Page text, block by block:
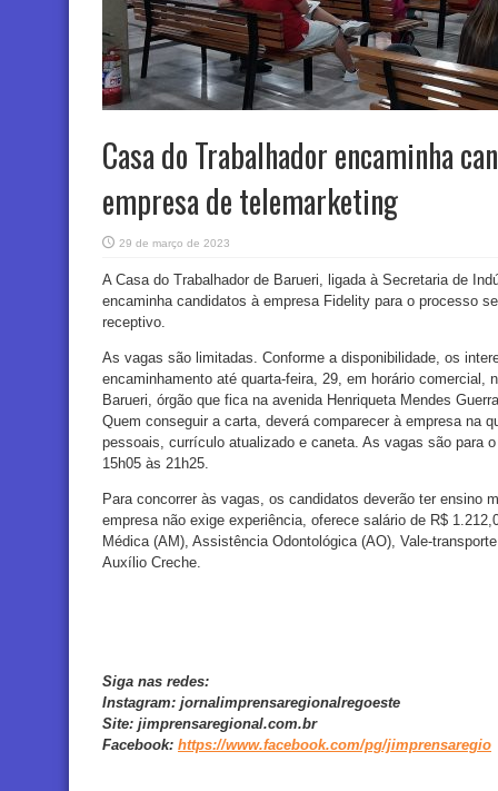
Casa do Trabalhador encaminha
empresa de telemarketing
29 de março de 2023
A Casa do Trabalhador de Barueri, ligada à Secretaria de
encaminha candidatos à empresa Fidelity para o processo
receptivo.
As vagas são limitadas. Conforme a disponibilidade, os
encaminhamento até quarta-feira, 29, em horário comercial,
Barueri, órgão que fica na avenida Henriqueta Mendes
Quem conseguir a carta, deverá comparecer à empresa na
pessoais, currículo atualizado e caneta. As vagas são para
15h05 às 21h25.
Para concorrer às vagas, os candidatos deverão ter ensino
empresa não exige experiência, oferece salário de R$
Médica (AM), Assistência Odontológica (AO), Vale-
Auxílio Creche.
Siga nas redes:
Instagram: jornalimprensaregionalregoeste
Site: jimprensaregional.com.br
Facebook: https://www.facebook.com/pg/jimprensaregio